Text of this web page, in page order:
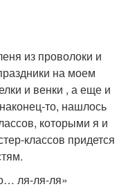
из проволоки и
на моем
и венки , а еще и
то, нашлось
которыми я и
классов придется
ля-ля-ля»